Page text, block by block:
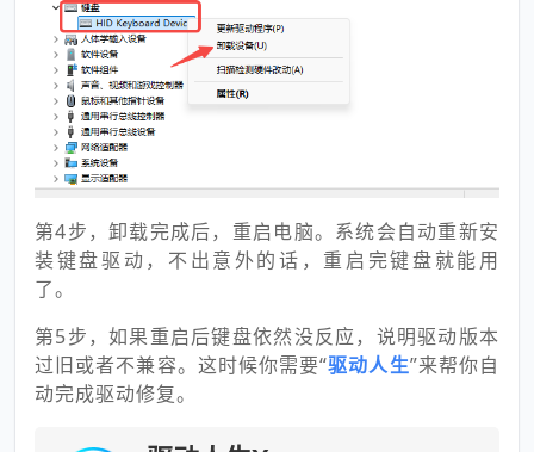
第4步，卸载完成后，重启电脑。系统会自动重新安
装键盘驱动，不出意外的话，重启完键盘就能用
了。
第5步，如果重启后键盘依然没反应，说明驱动版本
过旧或者不兼容。这时候你需要“驱动人生”来帮你自
动完成驱动修复。